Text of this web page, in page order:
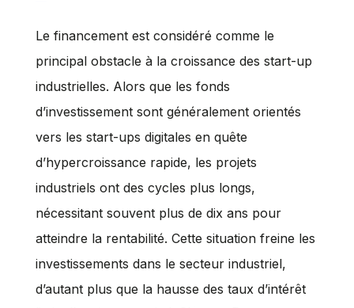
Le financement est considéré comme le
principal obstacle à la croissance des start-up
industrielles. Alors que les fonds
d’investissement sont généralement orientés
vers les start-ups digitales en quête
d’hypercroissance rapide, les projets
industriels ont des cycles plus longs,
nécessitant souvent plus de dix ans pour
atteindre la rentabilité. Cette situation freine les
investissements dans le secteur industriel,
d’autant plus que la hausse des taux d’intérêt